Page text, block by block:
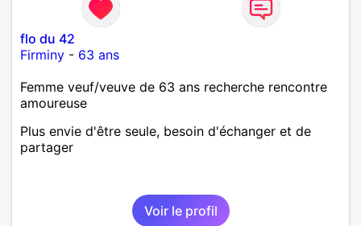
flo du 42
Firminy - 63 ans
Femme veuf/veuve de 63 ans recherche rencontre
amoureuse
Plus envie d'être seule, besoin d'échanger et de
partager
Voir le profil